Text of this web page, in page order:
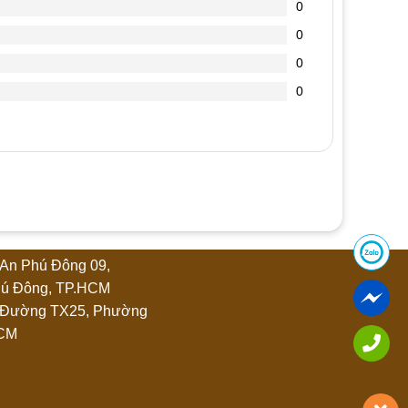
0
0
0
0
Phú Đông 09,
Đông, TP.HCM
TX25, Phường